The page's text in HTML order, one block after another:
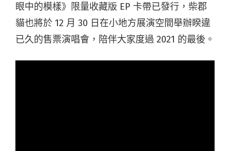
眼中的模樣》限量收藏版 EP 卡帶已發行，柴郡
貓也將於 12 月 30 日在小地方展演空間舉辦睽違
已久的售票演唱會，陪伴大家度過 2021 的最後。